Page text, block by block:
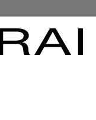
Officine Panerai
crédit :